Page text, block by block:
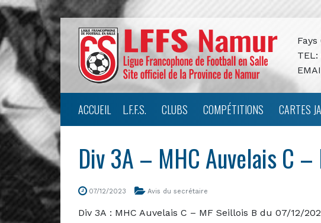
Fays
TEL:
ACCUEIL L.F.F.S. CLUBS COMPÉTITIONS CARTES
Div 3A – MHC Auvelais C
07/12/2023 Avis du secrétaire
Div 3A : MHC Auvelais C – MF Seillois B du 07/12/